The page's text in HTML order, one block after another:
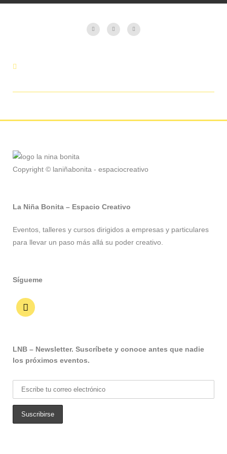
Copyright © laniñabonita - espaciocreativo
La Niña Bonita – Espacio Creativo
Eventos, talleres y cursos dirigidos a empresas y particulares
para llevar un paso más allá su poder creativo.
Sígueme
LNB – Newsletter. Suscríbete y conoce antes que nadie
los próximos eventos.